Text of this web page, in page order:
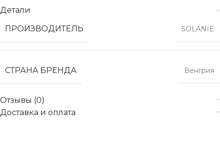
Детали
ПРОИЗВОДИТЕЛЬ
SOLANIE
СТРАНА БРЕНДА Венгрия
Отзывы (0)
Доставка и оплата